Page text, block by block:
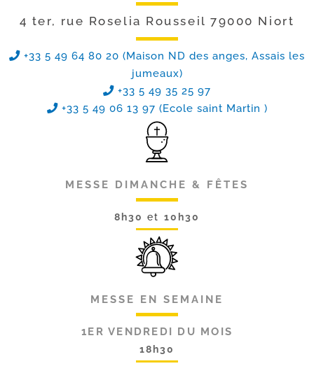
4 ter, rue Roselia Rousseil 79000 Niort
+33 5 49 64 80 20 (Maison ND des anges, Assais les
jumeaux)
+33 5 49 35 25 97
+33 5 49 06 13 97 (Ecole saint Martin )
MESSE DIMANCHE & FÊTES
8h30 et 10h30
MESSE EN SEMAINE
1ER VENDREDI DU MOIS
18h30